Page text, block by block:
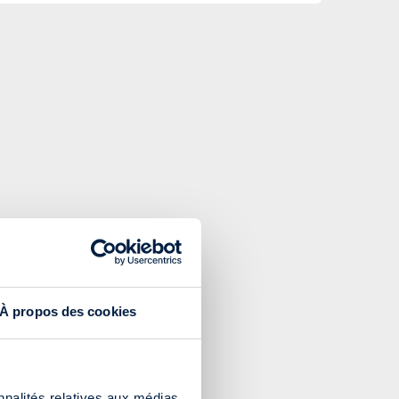
À propos des cookies